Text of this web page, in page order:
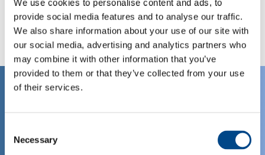
We use cookies to personalise content and ads, to
provide social media features and to analyse our traffic.
We also share information about your use of our site with
our social media, advertising and analytics partners who
may combine it with other information that you’ve
provided to them or that they’ve collected from your use
of their services.
Selection
Necessary